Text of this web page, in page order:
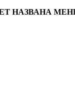
НАЗВАНА